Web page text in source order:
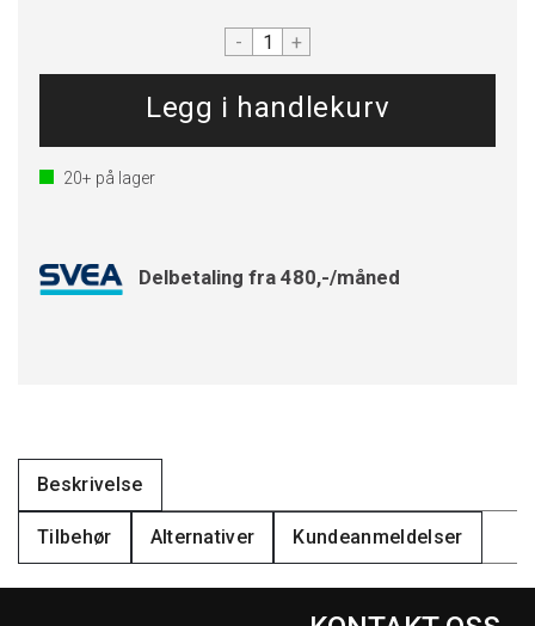
- +
20+ på lager
Delbetaling fra 480,-/måned
Beskrivelse
Tilbehør Alternativer Kundeanmeldelser